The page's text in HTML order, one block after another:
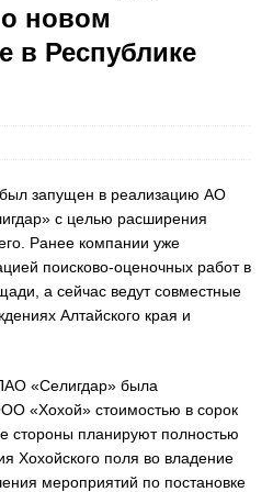
новом
в Республике
запущен в реализацию АО
с целью расширения
Ранее компании уже
поисково-оценочных работ в
а сейчас ведут совместные
Алтайского края и
«Селигдар» была
«Хохой» стоимостью в сорок
стороны планируют полностью
Хохойского поля во владение
мероприятий по постановке